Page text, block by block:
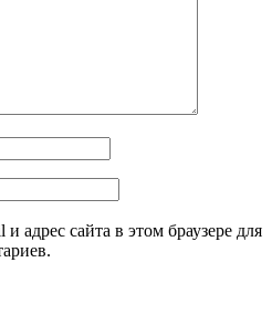
адрес сайта в этом браузере для